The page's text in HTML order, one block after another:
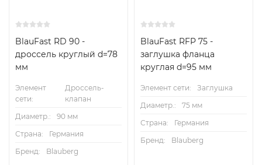
BlauFast RD 90 -
дроссель круглый d=78
мм
Элемент
сети:
Дроссель-
клапан
Диаметр.:
90 мм
Страна:
Германия
Бренд:
Blauberg
BlauFast RFP 75 -
заглушка фланца
круглая d=95 мм
Элемент сети:
Заглушка
Диаметр.:
75 мм
Страна:
Германия
Бренд:
Blauberg